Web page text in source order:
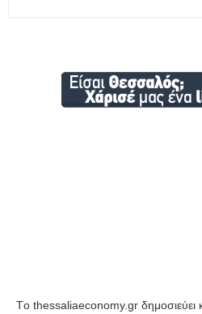
Tο thessaliaeconomy.gr δημοσιεύει